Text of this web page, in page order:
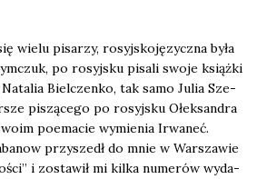
wie­lu pisa­rzy, rosyj­sko­ję­zycz­na była
po rosyj­sku pisa­li swo­je książ­ki
Biel­czen­ko, tak samo Julia Sze­
piszą­ce­go po rosyj­sku Ołek­san­dra
poema­cie wymie­nia Irwa­neć.
przy­szedł do mnie w War­sza­wie
i zosta­wił mi kil­ka nume­rów wyda­